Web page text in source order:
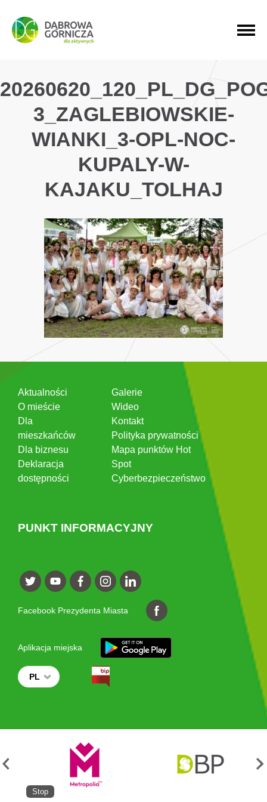
PRZEJDŹ DO MENU GŁÓWNEGO
PRZEJDŹ DO WYSZUKIWARKI
PRZEJDŹ DO TREŚCI
3_ZAGLEBIOWSKIE-
WIANKI_3-OPL-NOC-
KUPALY-W-
KAJAKU_TOLHAJ
Aktualności
O mieście
Dla
mieszkańców
Dla biznesu
Deklaracja
dostępności
Galerie
Wideo
Kontakt
Polityka prywatności
Mapa punktów Hot
Spot
Cyberbezpieczeństwo
PUNKT INFORMACYJNY
Facebook Prezydenta Miasta
Aplikacja miejska
PL
Stop